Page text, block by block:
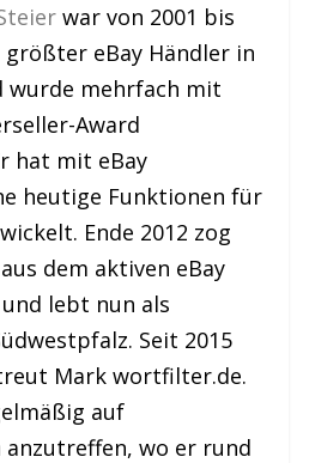
war von 2001 bis
eBay Händler in
wurde mehrfach mit
Award
hat mit eBay
heutige Funktionen für
Ende 2012 zog
dem aktiven eBay
lebt nun als
Seit 2015
Mark wortfilter.de.
auf
wo er rund